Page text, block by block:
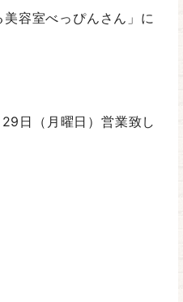
容室べっぴんさん」に
日（月曜日）営業致し